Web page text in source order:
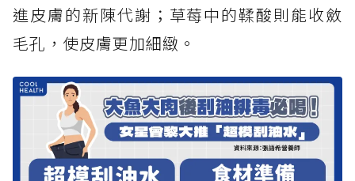
進皮膚的新陳代謝；草莓中的鞣酸則能收斂
毛孔，使皮膚更加細緻。